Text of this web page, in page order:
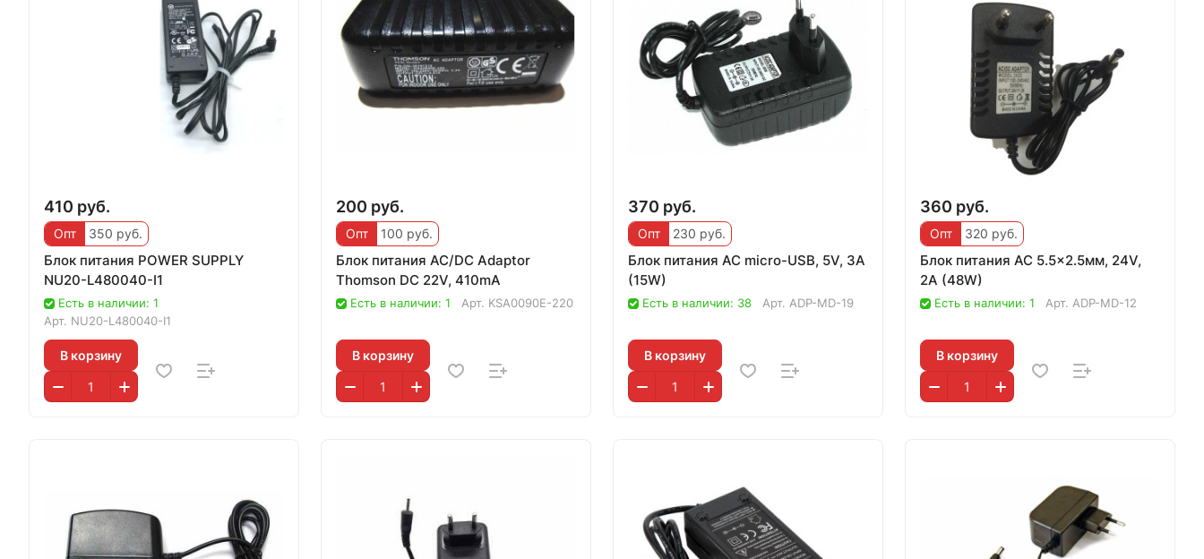
410 руб.
Опт 350 руб.
Блок питания POWER SUPPLY
NU20-L480040-I1
Есть в наличии: 1
Арт. NU20-L480040-I1
В корзину
200 руб.
Опт 100 руб.
Блок питания AC/DC Adaptor
Thomson DC 22V, 410mA
Есть в наличии: 1 Арт. KSA0090E-220
В корзину
370 руб.
Опт 230 руб.
Блок питания AC micro-USB, 5V, 3A
(15W)
Есть в наличии: 38 Арт. ADP-MD-19
В корзину
360 руб.
Опт 320 руб.
Блок питания AC 5.5x2.5мм, 24V,
2A (48W)
Есть в наличии: 1 Арт. ADP-MD-12
В корзину